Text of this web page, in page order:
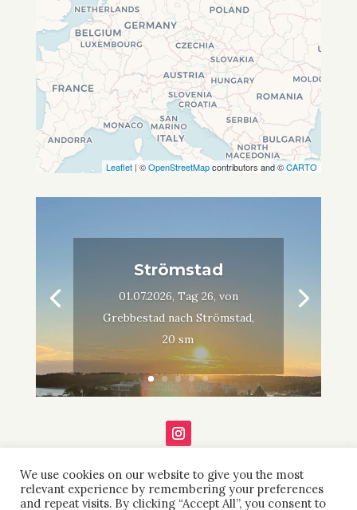
Leaflet | ©OpenStreetMapcontributors and ©CARTO
Strömstad
01.07.2026, Tag 26, von
Grebbestad nach Strömstad,
20 sm
We use cookies on our website to give you the most
relevant experience by remembering your preferences
and repeat visits. By clicking “Accept All”, you consent to